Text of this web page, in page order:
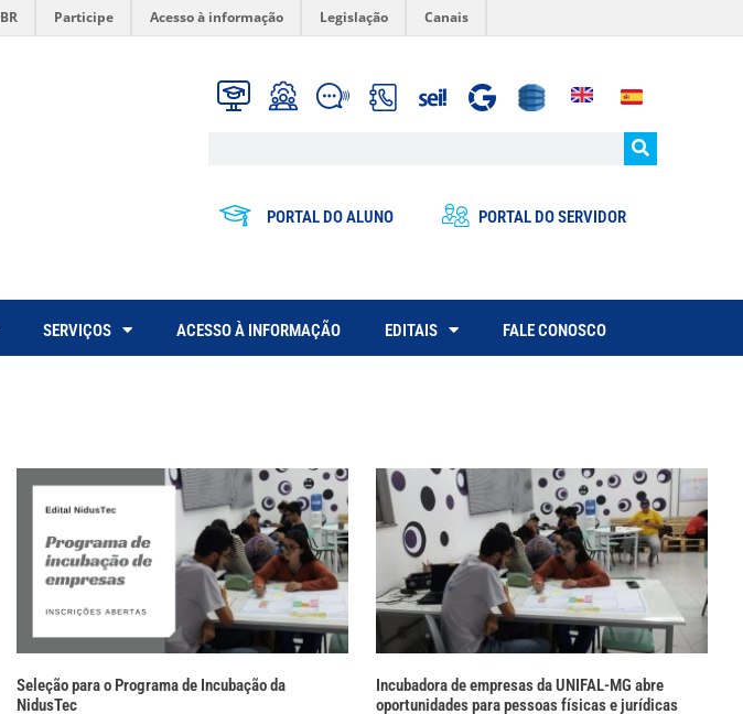
Participe Acesso à informação Legislação Canais
PORTAL DO ALUNO PORTAL DO SERVIDOR
SERVIÇOS ACESSO À INFORMAÇÃO EDITAIS FALE CONOSCO
Seleção para o Programa de Incubação da
NidusTec
Incubadora de empresas da UNIFAL-MG abre
oportunidades para pessoas físicas e jurídicas